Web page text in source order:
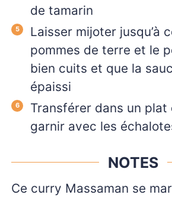
de tamarin
Laisser mijoter jusqu’à
pommes de terre et le
bien cuits et que la
épaissi
Transférer dans un
garnir avec les
NOTES
Ce curry Massaman se